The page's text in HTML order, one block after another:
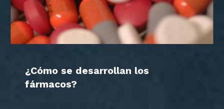
¿Cómo se desarrollan los
fármacos?